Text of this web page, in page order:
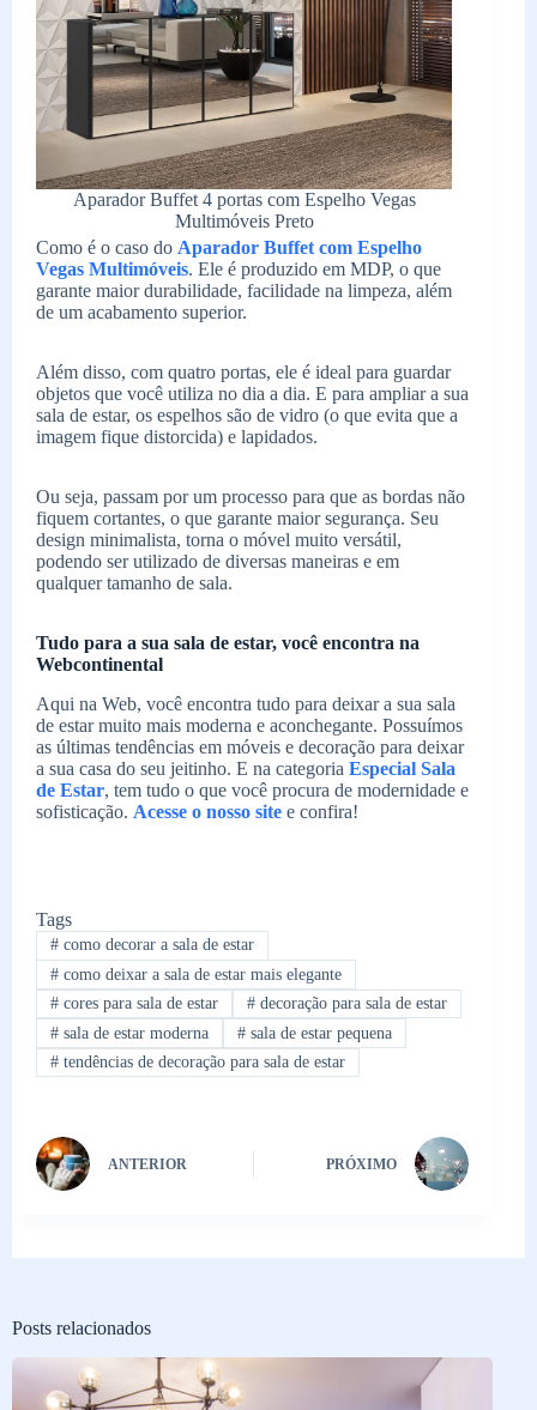
Aparador Buffet 4 portas com Espelho Vegas
Multimóveis Preto
Como é o caso do Aparador Buffet com Espelho
Vegas Multimóveis. Ele é produzido em MDP, o que
garante maior durabilidade, facilidade na limpeza, além
de um acabamento superior.
Além disso, com quatro portas, ele é ideal para guardar
objetos que você utiliza no dia a dia. E para ampliar a sua
sala de estar, os espelhos são de vidro (o que evita que a
imagem fique distorcida) e lapidados.
Ou seja, passam por um processo para que as bordas não
fiquem cortantes, o que garante maior segurança. Seu
design minimalista, torna o móvel muito versátil,
podendo ser utilizado de diversas maneiras e em
qualquer tamanho de sala.
Tudo para a sua sala de estar, você encontra na
Webcontinental
Aqui na Web, você encontra tudo para deixar a sua sala
de estar muito mais moderna e aconchegante. Possuímos
as últimas tendências em móveis e decoração para deixar
a sua casa do seu jeitinho. E na categoria Especial Sala
de Estar, tem tudo o que você procura de modernidade e
sofisticação. Acesse o nosso site e confira!
Tags
#como decorar a sala de estar
#como deixar a sala de estar mais elegante
#cores para sala de estar #decoração para sala de estar
#sala de estar moderna #sala de estar pequena
#tendências de decoração para sala de estar
ANTERIOR PRÓXIMO
Posts relacionados